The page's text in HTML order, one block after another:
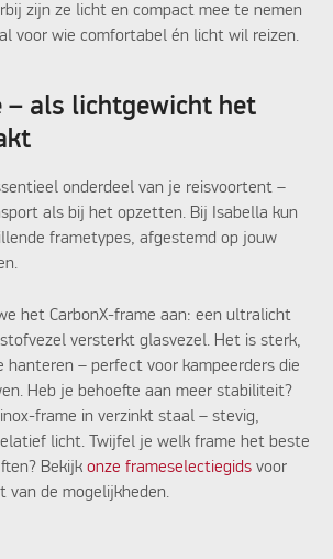
zijn ze licht en compact mee te nemen
voor wie comfortabel én licht wil reizen.
– als lichtgewicht het
onderdeel van je reisvoortent –
als bij het opzetten. Bij Isabella kun
frametypes, afgestemd op jouw
het CarbonX-frame aan: een ultralicht
versterkt glasvezel. Het is sterk,
hanteren – perfect voor kampeerders die
Heb je behoefte aan meer stabiliteit?
frame in verzinkt staal – stevig,
licht. Twijfel je welk frame het beste
Bekijkonze frameselectiegids voor
van de mogelijkheden.